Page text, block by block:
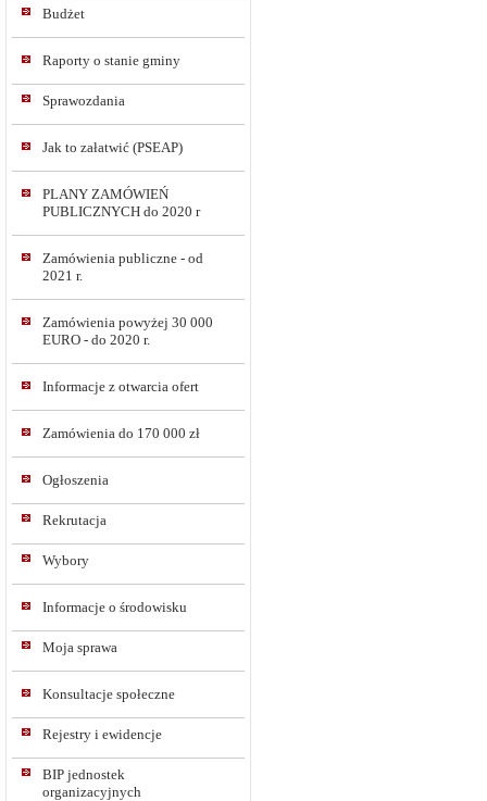
Budżet
Raporty o stanie gminy
Sprawozdania
Jak to załatwić (PSEAP)
PLANY ZAMÓWIEŃ
PUBLICZNYCH do 2020 r
Zamówienia publiczne - od
2021 r.
Zamówienia powyżej 30 000
EURO - do 2020 r.
Informacje z otwarcia ofert
Zamówienia do 170 000 zł
Ogłoszenia
Rekrutacja
Wybory
Informacje o środowisku
Moja sprawa
Konsultacje społeczne
Rejestry i ewidencje
BIP jednostek
organizacyjnych